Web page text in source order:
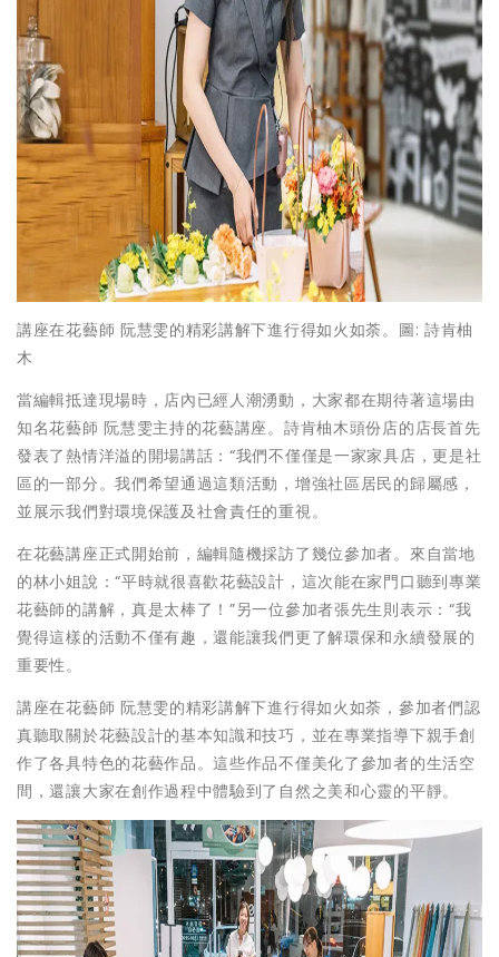
講座在花藝師 阮慧雯的精彩講解下進行得如火如荼。圖: 詩肯柚
木
當編輯抵達現場時，店內已經人潮湧動，大家都在期待著這場由
知名花藝師 阮慧雯主持的花藝講座。詩肯柚木頭份店的店長首先
發表了熱情洋溢的開場講話：“我們不僅僅是一家家具店，更是社
區的一部分。我們希望通過這類活動，增強社區居民的歸屬感，
並展示我們對環境保護及社會責任的重視。
在花藝講座正式開始前，編輯隨機採訪了幾位參加者。來自當地
的林小姐說：“平時就很喜歡花藝設計，這次能在家門口聽到專業
花藝師的講解，真是太棒了！”另一位參加者張先生則表示：“我
覺得這樣的活動不僅有趣，還能讓我們更了解環保和永續發展的
重要性。
講座在花藝師 阮慧雯的精彩講解下進行得如火如荼，參加者們認
真聽取關於花藝設計的基本知識和技巧，並在專業指導下親手創
作了各具特色的花藝作品。這些作品不僅美化了參加者的生活空
間，還讓大家在創作過程中體驗到了自然之美和心靈的平靜。